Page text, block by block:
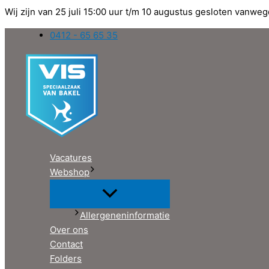
Wij zijn van 25 juli 15:00 uur t/m 10 augustus gesloten
Ga
0412 - 65 65 35
Vacatures
Webshop
Allergeneninformatie
Over ons
Contact
Folders